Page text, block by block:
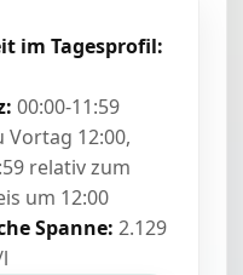
im Tagesprofil:
00:00-11:59
Vortag 12:00,
relativ zum
um 12:00
Spanne: 2.129